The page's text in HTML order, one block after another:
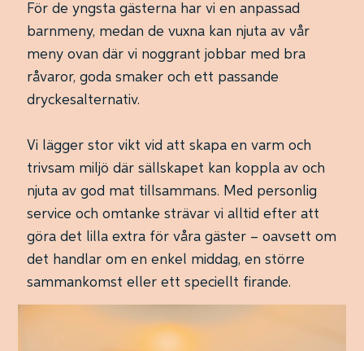
För de yngsta gästerna har vi en anpassad
barnmeny, medan de vuxna kan njuta av vår
meny ovan där vi noggrant jobbar med bra
råvaror, goda smaker och ett passande
dryckesalternativ.
Vi lägger stor vikt vid att skapa en varm och
trivsam miljö där sällskapet kan koppla av och
njuta av god mat tillsammans. Med personlig
service och omtanke strävar vi alltid efter att
göra det lilla extra för våra gäster – oavsett om
det handlar om en enkel middag, en större
sammankomst eller ett speciellt firande.